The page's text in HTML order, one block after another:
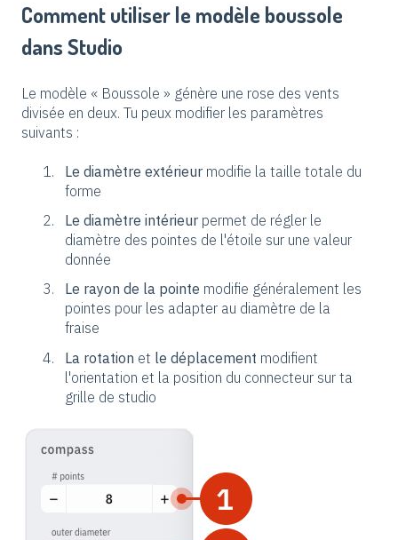
Comment utiliser le modèle boussole
dans Studio
Le modèle « Boussole » génère une rose des vents
divisée en deux. Tu peux modifier les paramètres
suivants :
Le diamètre extérieur modifie la taille totale du
forme
Le diamètre intérieur permet de régler le
diamètre des pointes de l'étoile sur une valeur
donnée
Le rayon de la pointe modifie généralement les
pointes pour les adapter au diamètre de la
fraise
La rotation et le déplacement modifient
l'orientation et la position du connecteur sur ta
grille de studio